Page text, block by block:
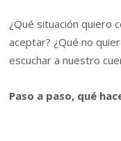
¿Qué situación quiero
aceptar? ¿Qué no
escuchar a nuestro
Paso a paso, qué